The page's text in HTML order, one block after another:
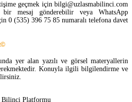
geçmek için bilgi@uzlasmabilinci.com
bir mesaj gönderebilir veya WhatsApp
0 (535) 396 75 85 numaralı telefona davet
yer alan yazılı ve görsel materyallerin
Konuyla ilgili bilgilendirme ve
Bilinci Platformu